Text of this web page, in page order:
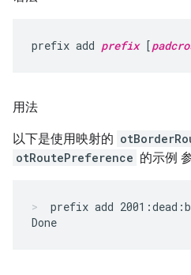
prefix add prefix [
用法
以下是使用映射的
otRoutePreference 的示例
prefix add